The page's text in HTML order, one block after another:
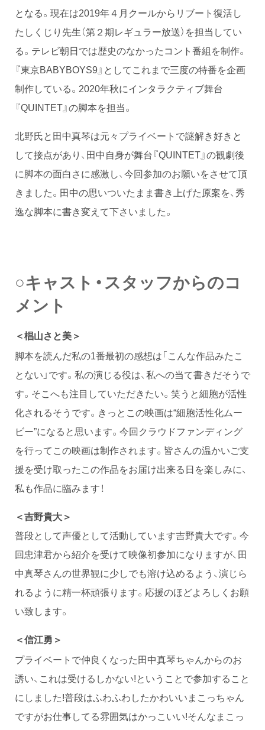
となる。現在は2019年４月クールからリブート復活し
たしくじり先生（第２期レギュラー放送）を担当してい
る。テレビ朝日では歴史のなかったコント番組を制作。
『東京BABYBOYS9』としてこれまで三度の特番を企画
制作している。2020年秋にインタラクティブ舞台
『QUINTET』の脚本を担当。
北野氏と田中真琴は元々プライベートで謎解き好きと
して接点があり、田中自身が舞台『QUINTET』の観劇後
に脚本の面白さに感激し、今回参加のお願いをさせて頂
きました。田中の思いついたまま書き上げた原案を、秀
逸な脚本に書き変えて下さいました。
○キャスト・スタッフからのコ
メント
＜椙山さと美＞
脚本を読んだ私の1番最初の感想は「こんな作品みたこ
とない」です。私の演じる役は、私への当て書きだそうで
す。そこへも注目していただきたい。笑うと細胞が活性
化されるそうです。きっとこの映画は“細胞活性化ムー
ビー”になると思います。今回クラウドファンディング
を行ってこの映画は制作されます。皆さんの温かいご支
援を受け取ったこの作品をお届け出来る日を楽しみに、
私も作品に臨みます！
＜吉野貴大＞
普段として声優として活動しています吉野貴大です。今
回忠津君から紹介を受けて映像初参加になりますが、田
中真琴さんの世界観に少しでも溶け込めるよう、演じら
れるように精一杯頑張ります。応援のほどよろしくお願
い致します。
＜信江勇 ＞
プライベートで仲良くなった田中真琴ちゃんからのお
誘い、これは受けるしかない!ということで参加すること
にしました!普段はふわふわしたかわいいまこっちゃん
ですがお仕事してる雰囲気はかっこいい!そんなまこっ